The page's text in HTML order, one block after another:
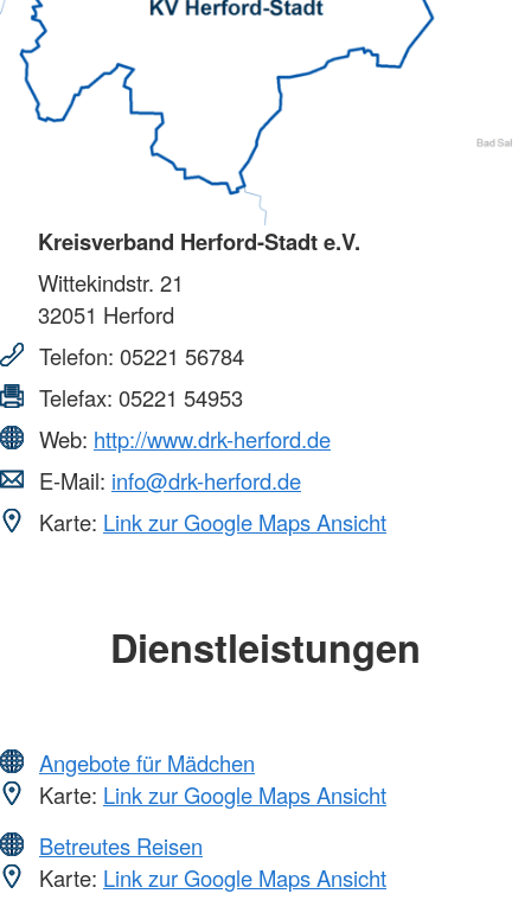
Kreisverband Herford-Stadt e.V.
Wittekindstr. 21
32051 Herford
Telefon: 05221 56784
Telefax: 05221 54953
Web: http://www.drk-herford.de
E-Mail: info@drk-herford.de
Karte: Link zur Google Maps Ansicht
Dienstleistungen
Angebote für Mädchen
Karte: Link zur Google Maps Ansicht
Betreutes Reisen
Karte: Link zur Google Maps Ansicht